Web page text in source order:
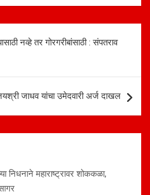
नव्हे तर गोरगरीबांसाठी : संपतराव
जाधव यांचा उमेदवारी अर्ज दाखल
निधनाने महाराष्ट्रावर शोककळा,